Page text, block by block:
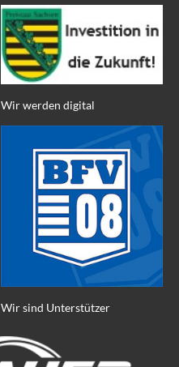
Wir werden digital
Wir sind Unterstützer